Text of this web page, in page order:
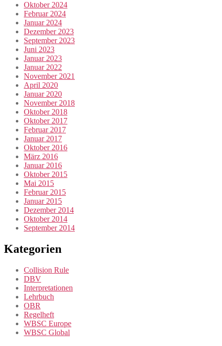
Oktober 2024
Februar 2024
Januar 2024
Dezember 2023
September 2023
Juni 2023
Januar 2023
Januar 2022
November 2021
April 2020
Januar 2020
November 2018
Oktober 2018
Oktober 2017
Februar 2017
Januar 2017
Oktober 2016
März 2016
Januar 2016
Oktober 2015
Mai 2015
Februar 2015
Januar 2015
Dezember 2014
Oktober 2014
September 2014
Kategorien
Collision Rule
DBV
Interpretationen
Lehrbuch
OBR
Regelheft
WBSC Europe
WBSC Global